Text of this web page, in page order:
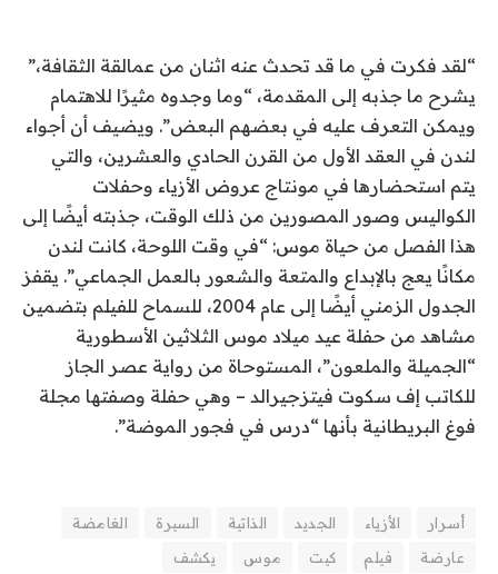
“لقد فكرت في ما قد تحدث عنه اثنان من عمالقة الثقافة،”
يشرح ما جذبه إلى المقدمة، “وما وجدوه مثيرًا للاهتمام
ويمكن التعرف عليه في بعضهم البعض”. ويضيف أن أجواء
لندن في العقد الأول من القرن الحادي والعشرين، والتي
يتم استحضارها في مونتاج عروض الأزياء وحفلات
الكواليس وصور المصورين من ذلك الوقت، جذبته أيضًا إلى
هذا الفصل من حياة موس: “في وقت اللوحة، كانت لندن
مكانًا يعج بالإبداع والمتعة والشعور بالعمل الجماعي”. يقفز
الجدول الزمني أيضًا إلى عام 2004، للسماح للفيلم بتضمين
مشاهد من حفلة عيد ميلاد موس الثلاثين الأسطورية
“الجميلة والملعون”، المستوحاة من رواية عصر الجاز
للكاتب إف سكوت فيتزجيرالد – وهي حفلة وصفتها مجلة
فوغ البريطانية بأنها “درس في فجور الموضة”.
أسرار الأزياء الجديد الذاتية السيرة
الغامضة
عارضة
فيلم كيت موس يكشف